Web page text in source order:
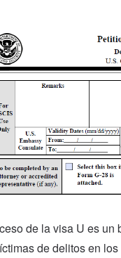
de la visa U es un
de delitos en